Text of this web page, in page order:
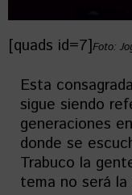
[quads id=7]Foto:
Esta
sigue siendo
generaciones
donde se
Trabuco la
tema no será